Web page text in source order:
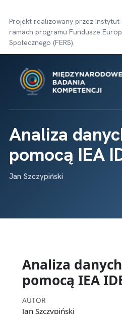
Projekt realizowany przez Instytut
ramach programu Fundusze
Społecznego (FERS).
Analiza
pomocą IEA
Jan Szczypiński